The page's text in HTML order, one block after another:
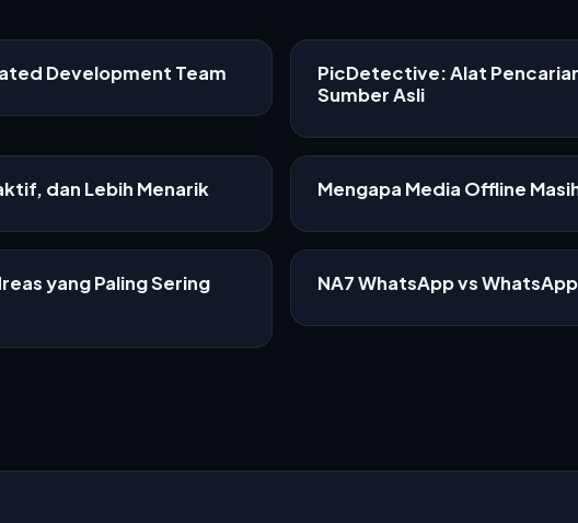
Development Team
PicDetective: Alat
Sumber Asli
dan Lebih Menarik Mengapa Media Offline
yang Paling Sering
NA7 WhatsApp vs